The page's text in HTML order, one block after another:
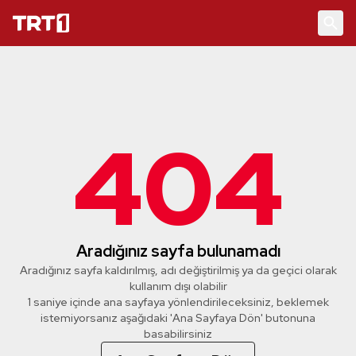
404
Aradığınız sayfa bulunamadı
Aradığınız sayfa kaldırılmış, adı değiştirilmiş ya da geçici olarak
kullanım dışı olabilir
1 saniye içinde ana sayfaya yönlendirileceksiniz, beklemek
istemiyorsanız aşağıdaki 'Ana Sayfaya Dön' butonuna
basabilirsiniz